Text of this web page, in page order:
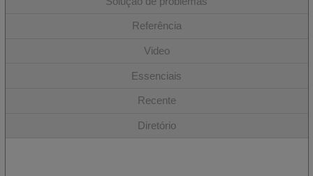
Referência
Video
Essenciais
Recente
Diretório